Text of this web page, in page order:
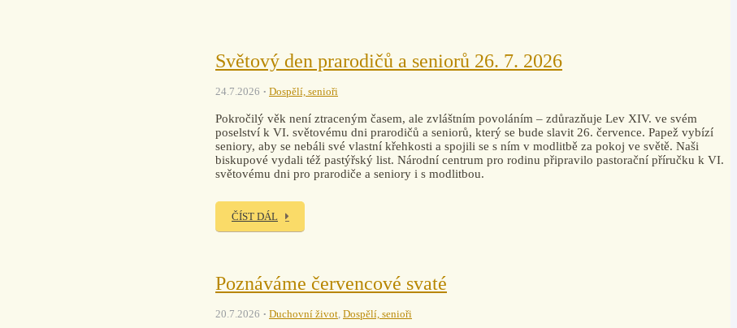
Světový den prarodičů a seniorů 26. 7. 2026
24.7.2026 Dospělí, senioři
Pokročilý věk není ztraceným časem, ale zvláštním povoláním – zdůrazňuje Lev XIV. ve svém
poselství k VI. světovému dni prarodičů a seniorů, který se bude slavit 26. července. Papež vybízí
seniory, aby se nebáli své vlastní křehkosti a spojili se s ním v modlitbě za pokoj ve světě. Naši
biskupové vydali též pastýřský list. Národní centrum pro rodinu připravilo pastorační příručku k VI.
světovému dni pro prarodiče a seniory i s modlitbou.
ČÍST DÁL
Poznáváme červencové svaté
20.7.2026 Duchovní život, Dospělí, senioři